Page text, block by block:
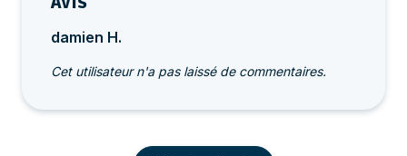
damien H.
Cet utilisateur n'a pas laissé de commentaires.